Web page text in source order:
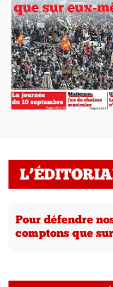
Pour défendre
comptons que